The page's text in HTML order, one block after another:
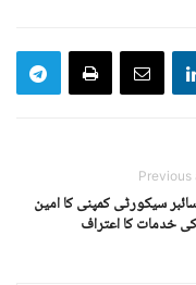
Previous
سیکورٹی کمپنی کا امین
خدمات کا اعتراف